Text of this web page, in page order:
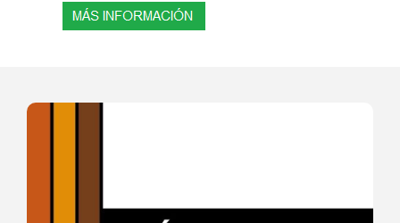
flexibilidad en el diseño